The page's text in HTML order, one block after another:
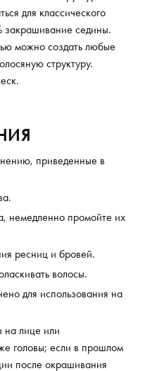
для классического
закрашивание седины.
можно создать любые
структуру.
приведенные в
немедленно промойте их
ресниц и бровей.
волосы.
для использования на
на лице или
головы; если в прошлом
после окрашивания